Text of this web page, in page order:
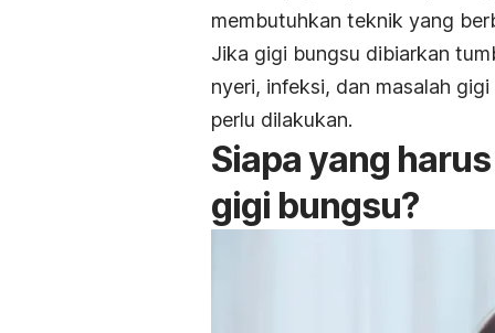
membutuhkan teknik yang
Jika gigi bungsu dibiarkan
nyeri, infeksi, dan masalah
perlu dilakukan.
Siapa yang
gigi bungsu?